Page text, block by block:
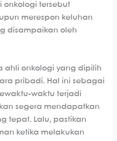
tersebut
merespon keluhan
disampaikan oleh
ahli onkologi yang dipilih
pribadi. Hal ini sebagai
waktu terjadi
segera mendapatkan
tepat. Lalu, pastikan
ketika melakukan